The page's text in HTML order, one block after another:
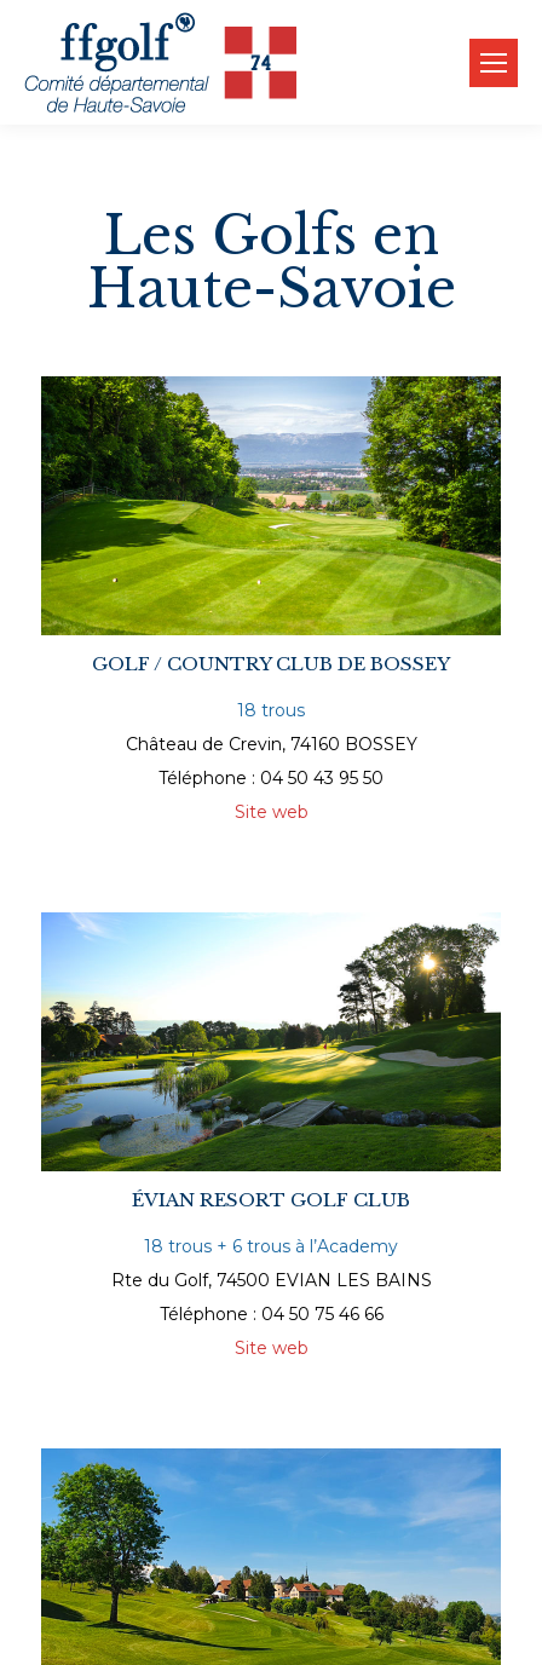
Les Golfs en
Haute-Savoie
GOLF / COUNTRY CLUB DE BOSSEY
18 trous
Château de Crevin, 74160 BOSSEY
Téléphone : 04 50 43 95 50
Site web
ÉVIAN RESORT GOLF CLUB
18 trous + 6 trous à l’Academy
Rte du Golf, 74500 EVIAN LES BAINS
Téléphone : 04 50 75 46 66
Site web